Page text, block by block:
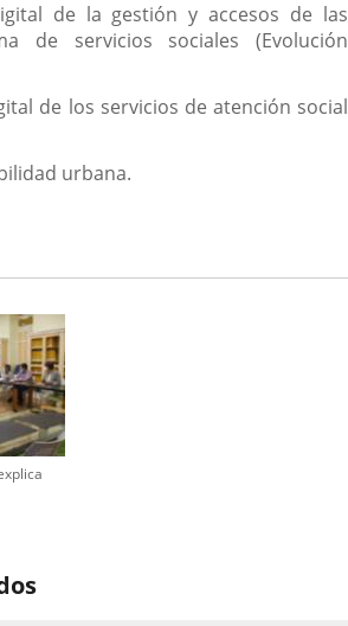
de la gestión y accesos de las
de servicios sociales (Evolución
de los servicios de atención social
urbana.